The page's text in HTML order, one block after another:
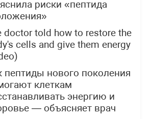
риски «пептида
doctor told how to restore the
cells and give them energy
пептиды нового поколения
клеткам
энергию и
— объясняет врач